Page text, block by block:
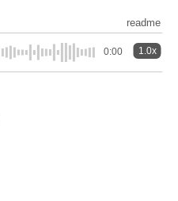
readme
0:00 1.0x